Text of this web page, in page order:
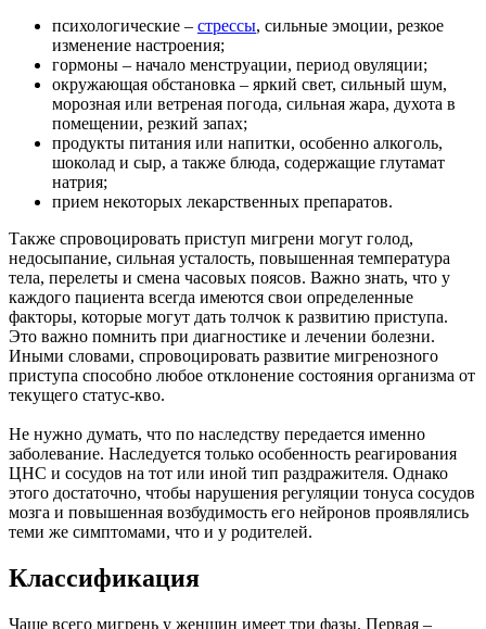
психологические – стрессы, сильные эмоции, резкое
изменение настроения;
гормоны – начало менструации, период овуляции;
окружающая обстановка – яркий свет, сильный шум,
морозная или ветреная погода, сильная жара, духота в
помещении, резкий запах;
продукты питания или напитки, особенно алкоголь,
шоколад и сыр, а также блюда, содержащие глутамат
натрия;
прием некоторых лекарственных препаратов.
Также спровоцировать приступ мигрени могут голод,
недосыпание, сильная усталость, повышенная температура
тела, перелеты и смена часовых поясов. Важно знать, что у
каждого пациента всегда имеются свои определенные
факторы, которые могут дать толчок к развитию приступа.
Это важно помнить при диагностике и лечении болезни.
Иными словами, спровоцировать развитие мигренозного
приступа способно любое отклонение состояния организма от
текущего статус-кво.
Не нужно думать, что по наследству передается именно
заболевание. Наследуется только особенность реагирования
ЦНС и сосудов на тот или иной тип раздражителя. Однако
этого достаточно, чтобы нарушения регуляции тонуса сосудов
мозга и повышенная возбудимость его нейронов проявлялись
теми же симптомами, что и у родителей.
Классификация
Чаще всего мигрень у женщин имеет три фазы. Первая –